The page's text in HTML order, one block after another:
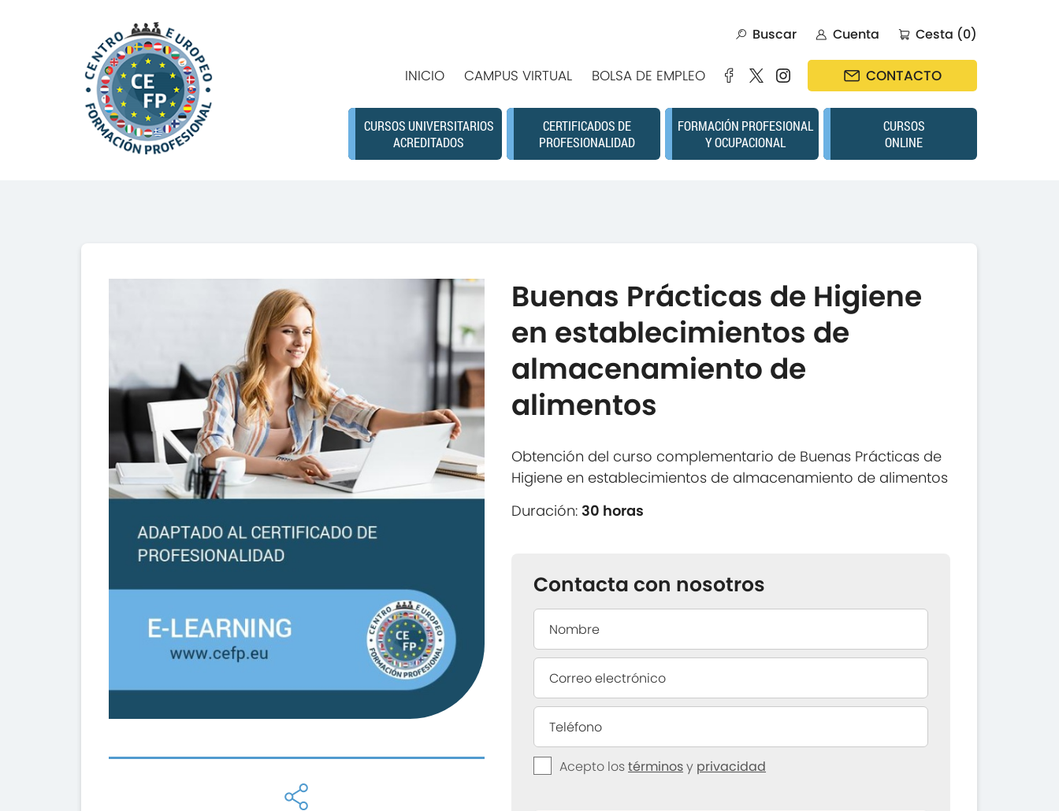
Buscar Cuenta Cesta (0)
INICIO CAMPUS VIRTUAL BOLSA DE EMPLEO CONTACTO
CURSOS UNIVERSITARIOS
ACREDITADOS
CERTIFICADOS DE
PROFESIONALIDAD
FORMACIÓN PROFESIONAL
Y OCUPACIONAL
CURSOS
ONLINE
Buenas Prácticas de Higiene
en establecimientos de
almacenamiento de
alimentos
Obtención del curso complementario de Buenas Prácticas de
Higiene en establecimientos de almacenamiento de alimentos
Duración: 30 horas
Contacta con nosotros
Acepto lostérminosy privacidad